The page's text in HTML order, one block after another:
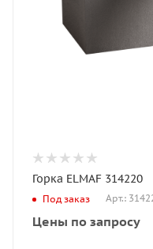
Горка ELMAF 314220
Под заказ Арт.:
Цены по запросу